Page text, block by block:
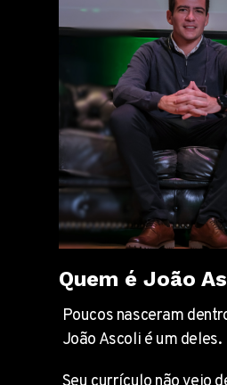
Quem é João
Poucos nasceram
João Ascoli é um deles.